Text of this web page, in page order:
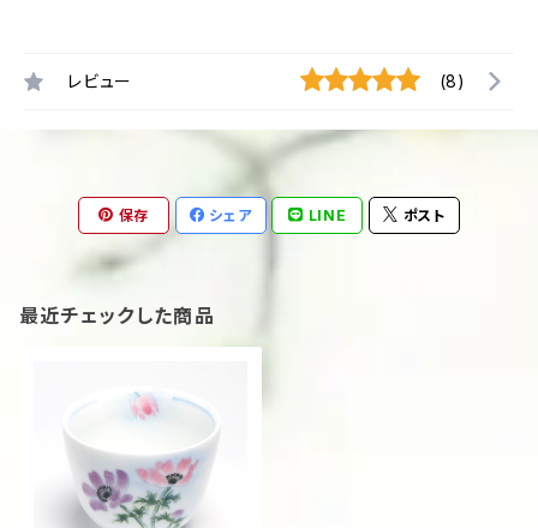
レビュー (8)
保存 シェア LINE ポスト
最近チェックした商品